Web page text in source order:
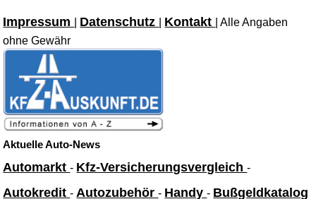
Impressum Datenschutz Kontakt
| Alle Angaben
ohne Gewähr
Aktuelle Auto-News
Automarkt- Kfz-Versicherungsvergleich-
Autokredit- Autozubehör- Handy- Bußgeldkatalog